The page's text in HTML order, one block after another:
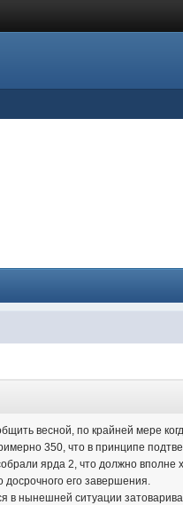
весной, по крайней мере
350, что в принципе
ярда 2, что должно вполне
его завершения.
в нынешней ситуации